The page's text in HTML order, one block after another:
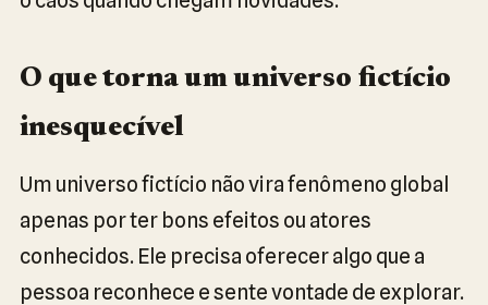
O que torna um universo fictício
inesquecível
Um universo fictício não vira fenômeno global
apenas por ter bons efeitos ou atores
conhecidos. Ele precisa oferecer algo que a
pessoa reconhece e sente vontade de explorar.